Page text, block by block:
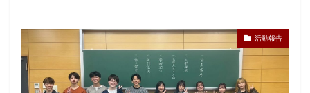
活動報告